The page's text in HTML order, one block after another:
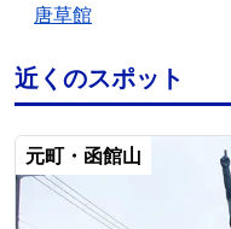
唐草館
近くのスポット
元町・函館山